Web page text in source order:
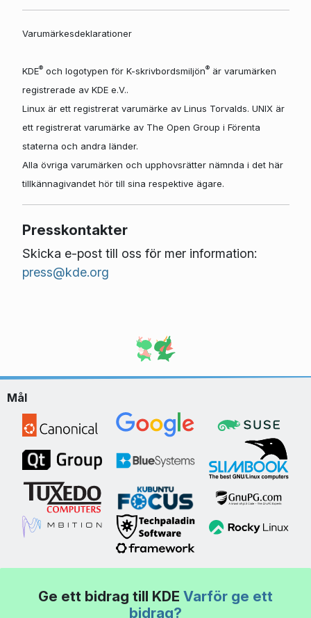
Varumärkesdeklarationer
KDE®och logotypen för K-skrivbordsmiljön®är varumärken
registrerade av KDE e.V..
Linux är ett registrerat varumärke av Linus Torvalds. UNIX är
ett registrerat varumärke av The Open Group i Förenta
staterna och andra länder.
Alla övriga varumärken och upphovsrätter nämnda i det här
tillkännagivandet hör till sina respektive ägare.
Presskontakter
Skicka e-post till oss för mer information:
press@kde.org
Mål
Ge ett bidrag till KDE Varför ge ett
bidrag?